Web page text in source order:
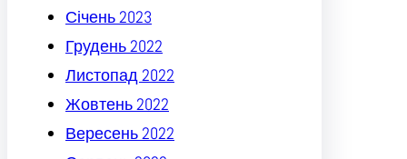
Січень 2023
Грудень 2022
Листопад 2022
Жовтень 2022
Вересень 2022